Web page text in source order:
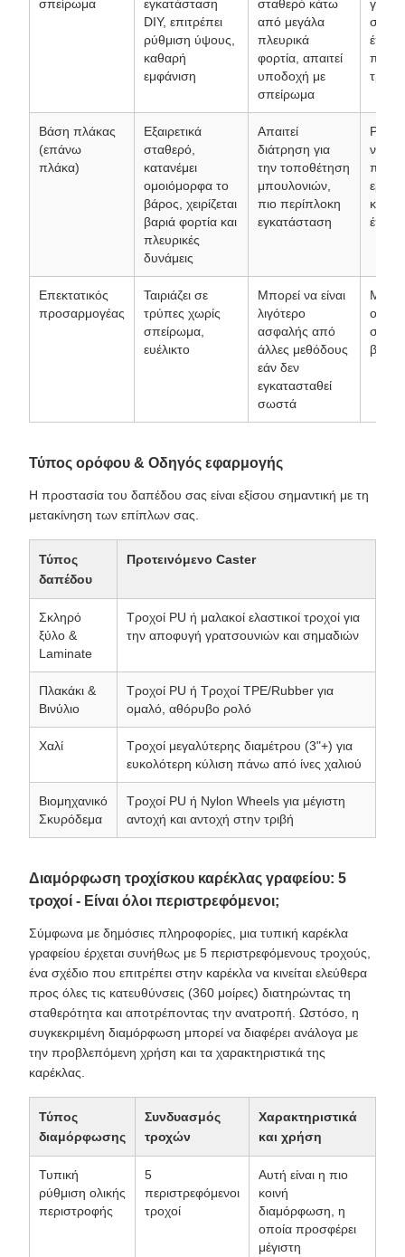
σπείρωμα
εγκατάσταση
DIY, επιτρέπει
ρύθμιση ύψους,
καθαρή
εμφάνιση
σταθερό κάτω
από μεγάλα
πλευρικά
φορτία, απαιτεί
υποδοχή με
σπείρωμα
Βάση πλάκας
(επάνω
πλάκα)
Εξαιρετικά
σταθερό,
κατανέμει
ομοιόμορφα το
βάρος, χειρίζεται
βαριά φορτία και
πλευρικές
δυνάμεις
Απαιτεί
διάτρηση για
την τοποθέτηση
μπουλονιών,
πιο περίπλοκη
εγκατάσταση
κάθε
Επεκτατικός
προσαρμογέας
Ταιριάζει σε
τρύπες χωρίς
σπείρωμα,
ευέλικτο
Μπορεί να είναι
λιγότερο
ασφαλής από
άλλες μεθόδους
εάν δεν
εγκατασταθεί
σωστά
οπών
βάση
Τύπος ορόφου & Οδηγός εφαρμογής
Η προστασία του δαπέδου σας είναι εξίσου σημαντική με τη
μετακίνηση των επίπλων σας.
Τύπος
δαπέδου
Προτεινόμενο Caster
Σκληρό
ξύλο &
Laminate
Τροχοί PU ή μαλακοί ελαστικοί τροχοί για
την αποφυγή γρατσουνιών και σημαδιών
Πλακάκι &
Βινύλιο
Τροχοί PU ή Τροχοί TPE/Rubber για
ομαλό, αθόρυβο ρολό
Χαλί
Τροχοί μεγαλύτερης διαμέτρου (3"+) για
ευκολότερη κύλιση πάνω από ίνες χαλιού
Βιομηχανικό
Σκυρόδεμα
Τροχοί PU ή Nylon Wheels για μέγιστη
αντοχή και αντοχή στην τριβή
Διαμόρφωση τροχίσκου καρέκλας γραφείου: 5
τροχοί - Είναι όλοι περιστρεφόμενοι;
Σύμφωνα με δημόσιες πληροφορίες, μια τυπική καρέκλα
γραφείου έρχεται συνήθως με 5 περιστρεφόμενους τροχούς,
ένα σχέδιο που επιτρέπει στην καρέκλα να κινείται ελεύθερα
προς όλες τις κατευθύνσεις (360 μοίρες) διατηρώντας τη
σταθερότητα και αποτρέποντας την ανατροπή. Ωστόσο, η
συγκεκριμένη διαμόρφωση μπορεί να διαφέρει ανάλογα με
την προβλεπόμενη χρήση και τα χαρακτηριστικά της
καρέκλας.
Τύπος
διαμόρφωσης
Συνδυασμός
τροχών
Χαρακτηριστικά
και χρήση
Τυπική
ρύθμιση ολικής
περιστροφής
5
περιστρεφόμενοι
τροχοί
Αυτή είναι η πιο
κοινή
διαμόρφωση, η
οποία προσφέρει
μέγιστη